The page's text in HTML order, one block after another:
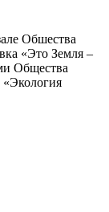
Обшества
«Это Земля –
Общества